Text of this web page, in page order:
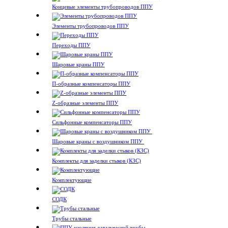
Концевые элементы трубопроводов ППУ
Элементы трубопроводов ППУ
Переходы ППУ
Шаровые краны ППУ
П-образные компенсаторы ППУ
Z-образные элементы ППУ
Сильфонные компенсаторы ППУ
Шаровые краны с воздушником ППУ
Комплекты для заделки стыков (КЗС)
Комплектующие
СОДК
Трубы стальные